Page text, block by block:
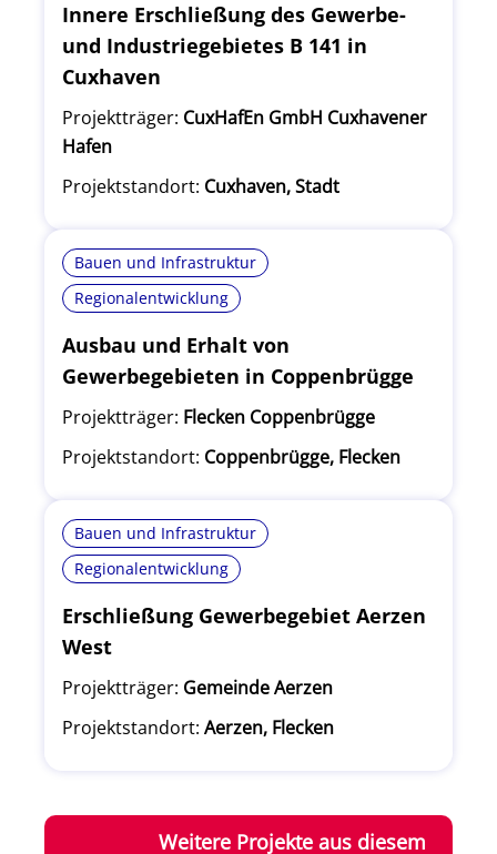
Innere Erschließung des Gewerbe-
und Industriegebietes B 141 in
Cuxhaven
Projektträger: CuxHafEn GmbH Cuxhavener
Hafen
Projektstandort: Cuxhaven, Stadt
Bauen und Infrastruktur
Regionalentwicklung
Ausbau und Erhalt von
Gewerbegebieten in Coppenbrügge
Projektträger: Flecken Coppenbrügge
Projektstandort: Coppenbrügge, Flecken
Bauen und Infrastruktur
Regionalentwicklung
Erschließung Gewerbegebiet Aerzen
West
Projektträger: Gemeinde Aerzen
Projektstandort: Aerzen, Flecken
Weitere Projekte aus diesem